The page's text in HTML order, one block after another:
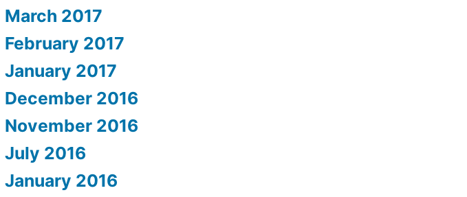
March 2017
February 2017
January 2017
December 2016
November 2016
July 2016
January 2016